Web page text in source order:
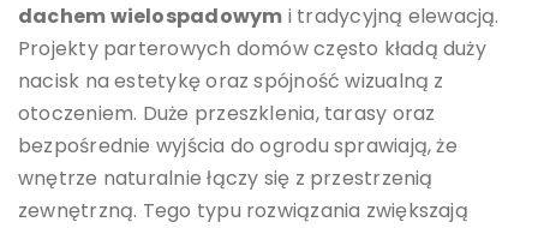
dachem wielospadowym i tradycyjną elewacją.
Projekty parterowych domów często kładą duży
nacisk na estetykę oraz spójność wizualną z
otoczeniem. Duże przeszklenia, tarasy oraz
bezpośrednie wyjścia do ogrodu sprawiają, że
wnętrze naturalnie łączy się z przestrzenią
zewnętrzną. Tego typu rozwiązania zwiększają